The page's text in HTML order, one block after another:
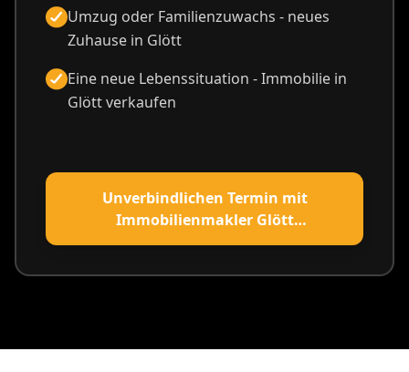
Umzug oder Familienzuwachs - neues
Zuhause in Glött
Eine neue Lebenssituation - Immobilie in
Glött verkaufen
Unverbindlichen Termin mit
Immobilienmakler Glött
vereinbaren